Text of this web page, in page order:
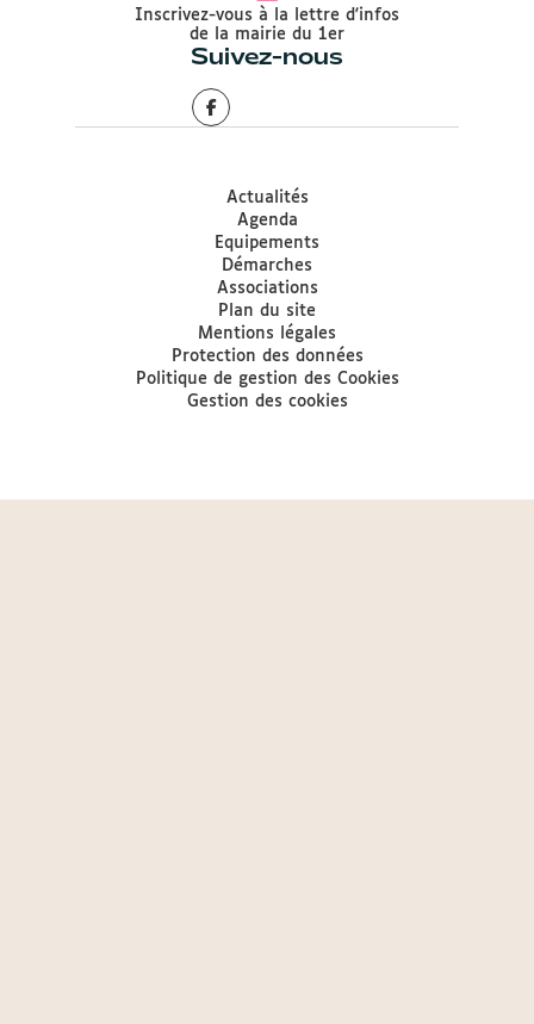
Inscrivez-vous à la lettre d'infos
de la mairie du 1er
Suivez-nous
Actualités
Agenda
Equipements
Démarches
Associations
Plan du site
Mentions légales
Protection des données
Politique de gestion des Cookies
Gestion des cookies